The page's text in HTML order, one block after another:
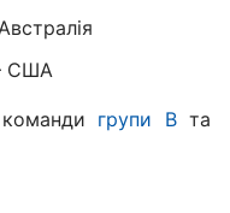
США
групи Bта